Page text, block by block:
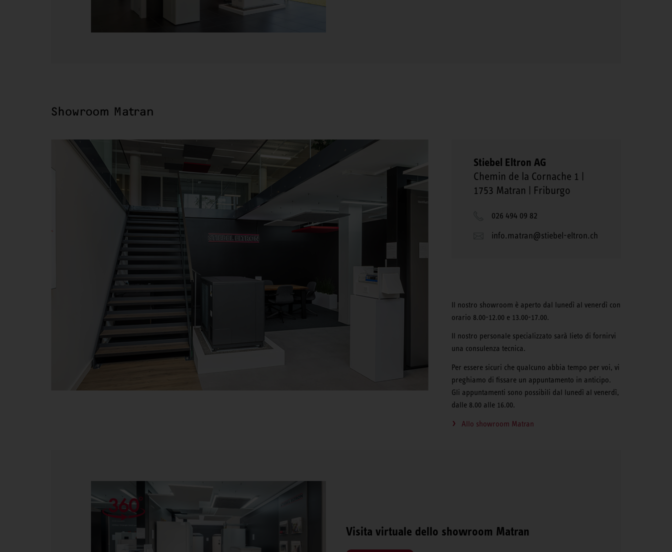
Showroom Matran
Stiebel Eltron AG
Chemin de la Cornache 1 |
1753 Matran | Friburgo
026 494 09 82
info.matran@stiebel-eltron.ch
Il nostro showroom è aperto dal lunedì al venerdì con
orario 8.00-12.00 e 13.00-17.00.
Il nostro personale specializzato sarà lieto di fornirvi
una consulenza tecnica.
Per essere sicuri che qualcuno abbia tempo per voi, vi
preghiamo di fissare un appuntamento in anticipo.
Gli appuntamenti sono possibili dal lunedì al venerdì,
dalle 8.00 alle 16.00.
Allo showroom Matran
Visita virtuale dello showroom Matran